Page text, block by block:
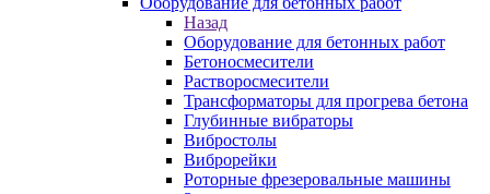
Назад
Оборудование для бетонных работ
Бетоносмесители
Растворосмесители
Трансформаторы для прогрева бетона
Глубинные вибраторы
Вибростолы
Виброрейки
Роторные фрезеровальные машины